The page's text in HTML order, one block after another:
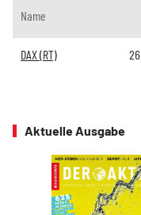
Name
DAX (RT)
Aktuelle Ausgabe